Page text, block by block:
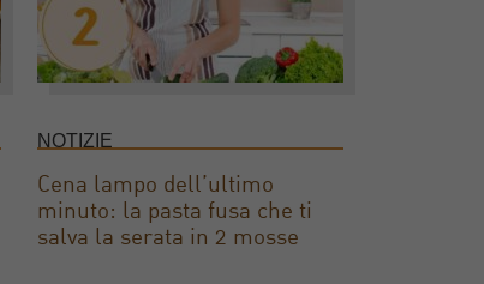
NOTIZIE
Cena lampo dell’ultimo
minuto: la pasta fusa che ti
salva la serata in 2 mosse